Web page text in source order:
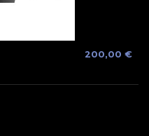
200,00 €